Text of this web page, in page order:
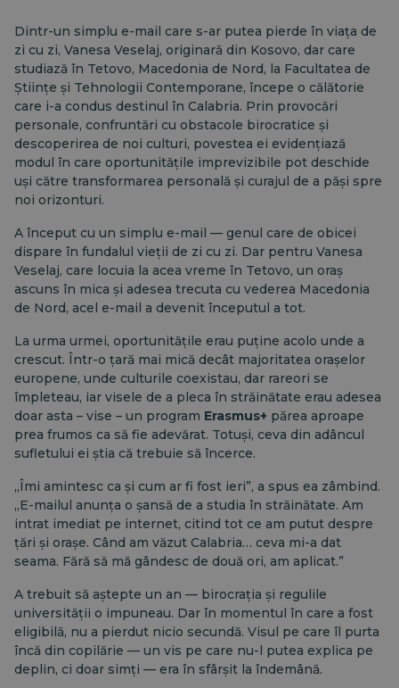
Dintr-un simplu e-mail care s-ar putea pierde în viața de
zi cu zi, Vanesa Veselaj, originară din Kosovo, dar care
studiază în Tetovo, Macedonia de Nord, la Facultatea de
Științe și Tehnologii Contemporane, începe o călătorie
care i-a condus destinul în Calabria. Prin provocări
personale, confruntări cu obstacole birocratice și
descoperirea de noi culturi, povestea ei evidențiază
modul în care oportunitățile imprevizibile pot deschide
uși către transformarea personală și curajul de a păși spre
noi orizonturi.
A început cu un simplu e-mail — genul care de obicei
dispare în fundalul vieții de zi cu zi. Dar pentru Vanesa
Veselaj, care locuia la acea vreme în Tetovo, un oraș
ascuns în mica și adesea trecuta cu vederea Macedonia
de Nord, acel e-mail a devenit începutul a tot.
La urma urmei, oportunitățile erau puține acolo unde a
crescut. Într-o țară mai mică decât majoritatea orașelor
europene, unde culturile coexistau, dar rareori se
împleteau, iar visele de a pleca în străinătate erau adesea
doar asta – vise – un program Erasmus+ părea aproape
prea frumos ca să fie adevărat. Totuși, ceva din adâncul
sufletului ei știa că trebuie să încerce.
„Îmi amintesc ca și cum ar fi fost ieri”, a spus ea zâmbind.
„E-mailul anunța o șansă de a studia în străinătate. Am
intrat imediat pe internet, citind tot ce am putut despre
țări și orașe. Când am văzut Calabria… ceva mi-a dat
seama. Fără să mă gândesc de două ori, am aplicat.”
A trebuit să aștepte un an — birocrația și regulile
universității o impuneau. Dar în momentul în care a fost
eligibilă, nu a pierdut nicio secundă. Visul pe care îl purta
încă din copilărie — un vis pe care nu-l putea explica pe
deplin, ci doar simți — era în sfârșit la îndemână.